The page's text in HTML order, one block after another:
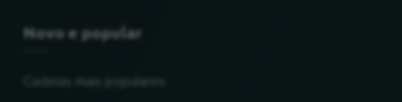
Novo e popular
Cadeias mais populares